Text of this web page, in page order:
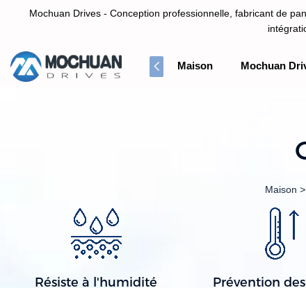
Mochuan Drives - Conception professionnelle, fabricant de
Conception professionnelle, fabricant de panneau d'écran
Maison Mochuan
Maison >
Résiste à l'humidité
Prévention